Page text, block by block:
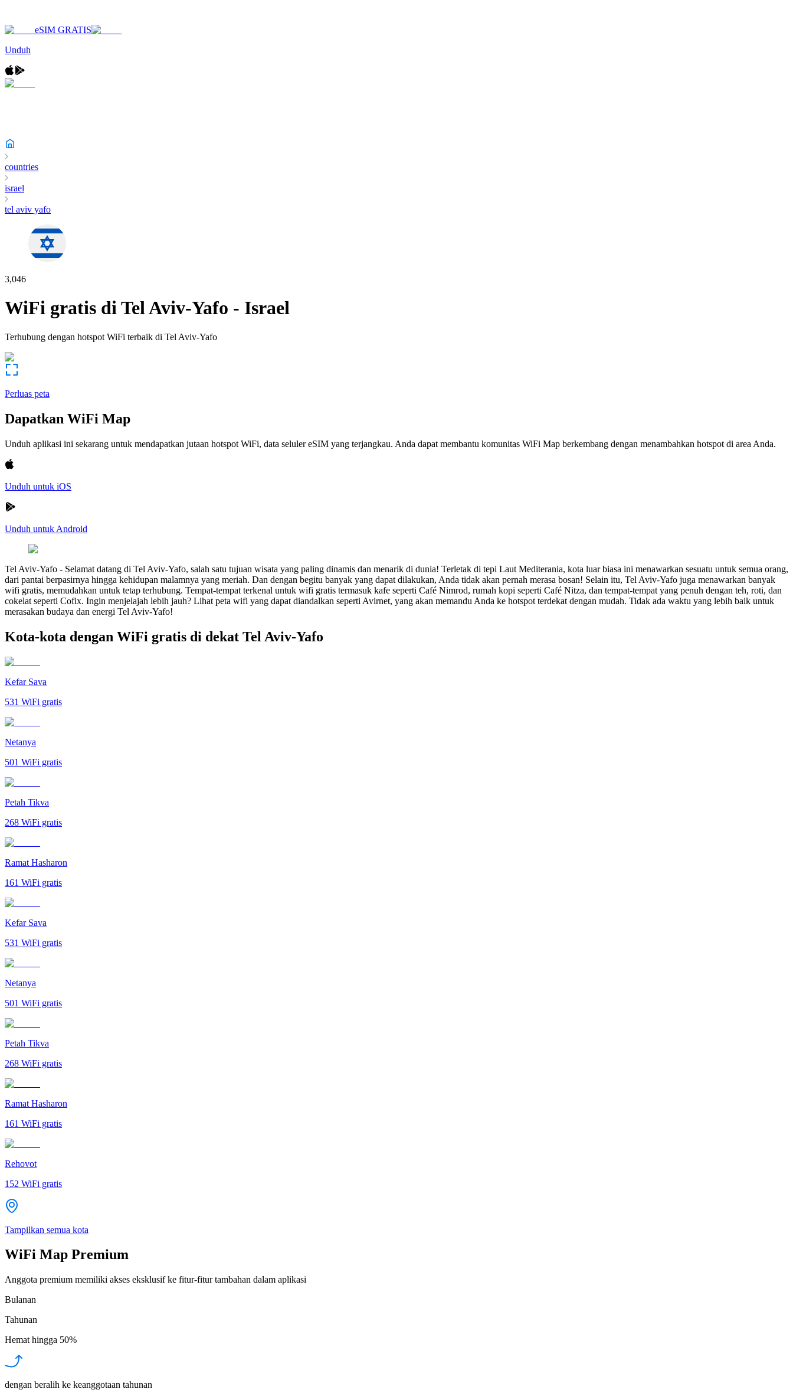
eSIM GRATIS
Unduh
countries
israel
tel aviv yafo
3,046
WiFi gratis diTel Aviv-Yafo - Israel
Terhubung dengan hotspot WiFi terbaik di Tel Aviv-Yafo
Perluas peta
Dapatkan WiFi Map
Unduh aplikasi ini sekarang untuk mendapatkan jutaan hotspot WiFi, data seluler eSIM yang terjangkau. Anda dapat membantu komunitas WiFi Map berkembang dengan menambahkan hotspot di area Anda.
Unduh untuk iOS
Unduh untuk Android
Tel Aviv-Yafo - Selamat datang di Tel Aviv-Yafo, salah satu tujuan wisata yang paling dinamis dan menarik di dunia! Terletak di tepi Laut Mediterania, kota luar biasa ini menawarkan sesuatu untuk semua orang,
dari pantai berpasirnya hingga kehidupan malamnya yang meriah. Dan dengan begitu banyak yang dapat dilakukan, Anda tidak akan pernah merasa bosan! Selain itu, Tel Aviv-Yafo juga menawarkan banyak
wifi gratis, memudahkan untuk tetap terhubung. Tempat-tempat terkenal untuk wifi gratis termasuk kafe seperti Café Nimrod, rumah kopi seperti Café Nitza, dan tempat-tempat yang penuh dengan teh, roti, dan
cokelat seperti Cofix. Ingin menjelajah lebih jauh? Lihat peta wifi yang dapat diandalkan seperti Avirnet, yang akan memandu Anda ke hotspot terdekat dengan mudah. Tidak ada waktu yang lebih baik untuk
merasakan budaya dan energi Tel Aviv-Yafo!
Kota-kota dengan WiFi gratis di dekat Tel Aviv-Yafo
Kefar Sava
531 WiFi gratis
Netanya
501 WiFi gratis
Petah Tikva
268 WiFi gratis
Ramat Hasharon
161 WiFi gratis
Kefar Sava
531 WiFi gratis
Netanya
501 WiFi gratis
Petah Tikva
268 WiFi gratis
Ramat Hasharon
161 WiFi gratis
Rehovot
152 WiFi gratis
Tampilkan semua kota
WiFi Map Premium
Anggota premium memiliki akses eksklusif ke fitur-fitur tambahan dalam aplikasi
Bulanan
Tahunan
Hemat hingga 50%
dengan beralih ke keanggotaan tahunan